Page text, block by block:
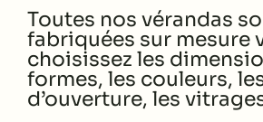
Toutes nos vérandas
fabriquées sur mesure
choisissez les
formes, les couleurs,
d’ouverture, les